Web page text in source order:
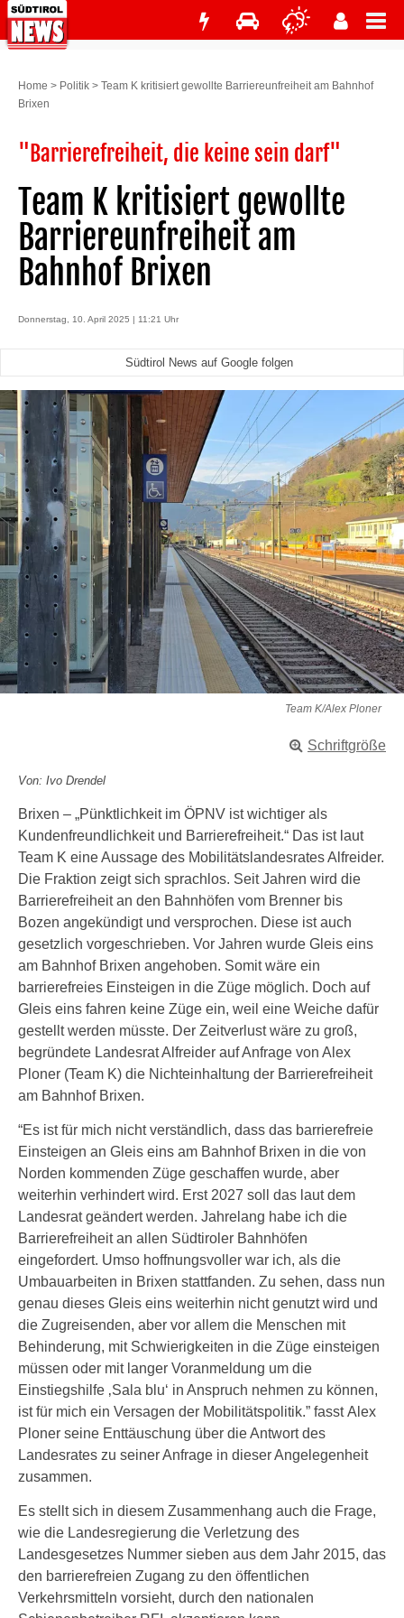
Home > Politik > Team K kritisiert gewollte Barriereunfreiheit am Bahnhof
Brixen
"Barrierefreiheit, die keine sein darf"
Team K kritisiert gewollte
Barriereunfreiheit am
Bahnhof Brixen
Donnerstag, 10. April 2025 | 11:21 Uhr
Südtirol News auf Google folgen
Team K/Alex Ploner
Schriftgröße
Von: Ivo Drendel
Brixen – „Pünktlichkeit im ÖPNV ist wichtiger als
Kundenfreundlichkeit und Barrierefreiheit.“ Das ist laut
Team K eine Aussage des Mobilitätslandesrates Alfreider.
Die Fraktion zeigt sich sprachlos. Seit Jahren wird die
Barrierefreiheit an den Bahnhöfen vom Brenner bis
Bozen angekündigt und versprochen. Diese ist auch
gesetzlich vorgeschrieben. Vor Jahren wurde Gleis eins
am Bahnhof Brixen angehoben. Somit wäre ein
barrierefreies Einsteigen in die Züge möglich. Doch auf
Gleis eins fahren keine Züge ein, weil eine Weiche dafür
gestellt werden müsste. Der Zeitverlust wäre zu groß,
begründete Landesrat Alfreider auf Anfrage von Alex
Ploner (Team K) die Nichteinhaltung der Barrierefreiheit
am Bahnhof Brixen.
“Es ist für mich nicht verständlich, dass das barrierefreie
Einsteigen an Gleis eins am Bahnhof Brixen in die von
Norden kommenden Züge geschaffen wurde, aber
weiterhin verhindert wird. Erst 2027 soll das laut dem
Landesrat geändert werden. Jahrelang habe ich die
Barrierefreiheit an allen Südtiroler Bahnhöfen
eingefordert. Umso hoffnungsvoller war ich, als die
Umbauarbeiten in Brixen stattfanden. Zu sehen, dass nun
genau dieses Gleis eins weiterhin nicht genutzt wird und
die Zugreisenden, aber vor allem die Menschen mit
Behinderung, mit Schwierigkeiten in die Züge einsteigen
müssen oder mit langer Voranmeldung um die
Einstiegshilfe ‚Sala blu‘ in Anspruch nehmen zu können,
ist für mich ein Versagen der Mobilitätspolitik.” fasst Alex
Ploner seine Enttäuschung über die Antwort des
Landesrates zu seiner Anfrage in dieser Angelegenheit
zusammen.
Es stellt sich in diesem Zusammenhang auch die Frage,
wie die Landesregierung die Verletzung des
Landesgesetzes Nummer sieben aus dem Jahr 2015, das
den barrierefreien Zugang zu den öffentlichen
Verkehrsmitteln vorsieht, durch den nationalen